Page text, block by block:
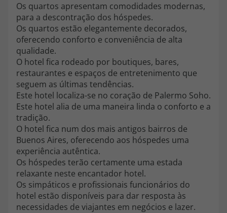
Custo de uma chamada para a rede fixa nacional.
A sua agência de viagens Top Atlântico tem a preocupação de estar
sempre mais perto de si, para maior comodidade e total facilidade
na marcação das suas viagens, tem ainda ao seu dispor o nosso call
center a funcionar todos os dias úteis das 10:00 às 20:00 e Sábado
das 10:00 às 14:00.
topatlantico@topatlantico.com
Os quartos apresentam comodidades modernas,
para a descontração dos hóspedes.
Os quartos estão elegantemente decorados,
oferecendo conforto e conveniência de alta
qualidade.
O hotel fica rodeado por boutiques, bares,
restaurantes e espaços de entretenimento que
seguem as últimas tendências.
Este hotel localiza-se no coração de Palermo Soho.
Este hotel alia de uma maneira linda o conforto e a
tradição.
O hotel fica num dos mais antigos bairros de
Buenos Aires, oferecendo aos hóspedes uma
experiência autêntica.
Os hóspedes terão certamente uma estada
relaxante neste encantador hotel.
Os simpáticos e profissionais funcionários do
hotel estão disponíveis para dar resposta às
necessidades de viajantes em negócios e lazer.